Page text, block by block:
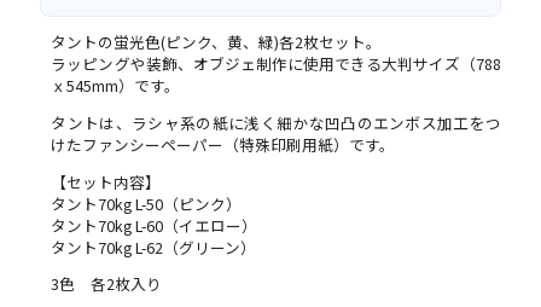
タントの蛍光色(ピンク、黄、緑)各2枚セット。
ラッピングや装飾、オブジェ制作に使用できる大判サイズ（788
ｘ545mm）です。
タントは、ラシャ系の紙に浅く細かな凹凸のエンボス加工をつ
けたファンシーペーパー（特殊印刷用紙）です。
【セット内容】
タント70kg L-50（ピンク）
タント70kg L-60（イエロー）
タント70kg L-62（グリーン）
3色 各2枚入り